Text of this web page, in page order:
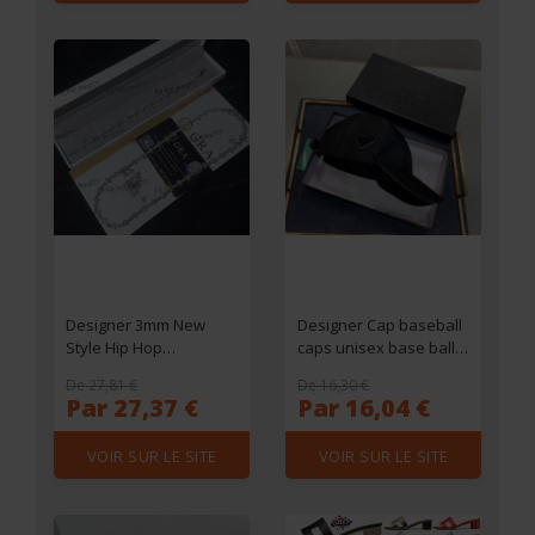
shirt T Barcelonaes
sleeves black
Designer 3mm New
Style Hip Hop
Chain Bracelet Pass Dia
Tester GRA Sier vvs
tennis moissanite chain
women mens fashion
cuban k necklace
De 27,81 €
Par 27,37 €
VOIR SUR LE SITE
Designer Cap baseball
caps unisex base ball
cap Sun Hats Fashion
Leisure Outdoor cap
Good match
De 16,30 €
Par 16,04 €
VOIR SUR LE SITE